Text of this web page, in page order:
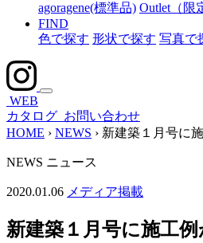
agoragene(標準品) Outlet（限
FIND
色で探す 形状で探す 写真で
WEB
カタログ お問い合わせ
HOME › NEWS › 新建築１月号に
NEWS ニュース
2020.01.06 メディア掲載
新建築１月号に施工